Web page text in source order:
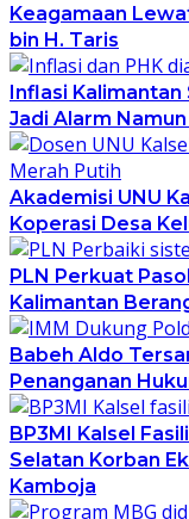
Keagamaan
bin H. Taris
Inflasi Kalimantan
Jadi Alarm
Akademisi UNU
Koperasi Desa
PLN Perkuat
Kalimantan
Babeh Aldo
Penanganan
BP3MI Kalsel
Selatan Korban
Kamboja